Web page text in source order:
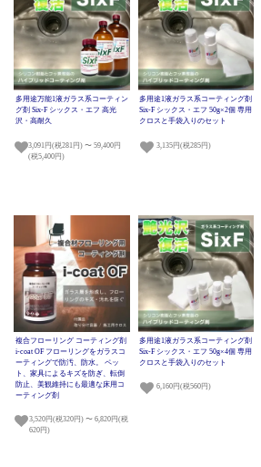
多用途万能1液ガラス系コーティン
グ剤 Six-F シックス・エフ 高光
沢・高耐久
3,091円(税281円) 〜 59,400円
(税5,400円)
多用途1液ガラス系コーティング剤
Six-F シックス・エフ 50g×2個 専用
クロスと手袋入りのセット
3,135円(税285円)
複合フローリング コーティング剤
i-coat OF フローリングをガラスコ
ーティングで防汚、防水。 ペッ
ト、家具によるキズを防ぎ、転倒
防止、美観維持にも最適な床用コ
ーティング剤
3,520円(税320円) 〜 6,820円(税
620円)
多用途1液ガラス系コーティング剤
Six-F シックス・エフ 50g×4個 専用
クロスと手袋入りのセット
6,160円(税560円)